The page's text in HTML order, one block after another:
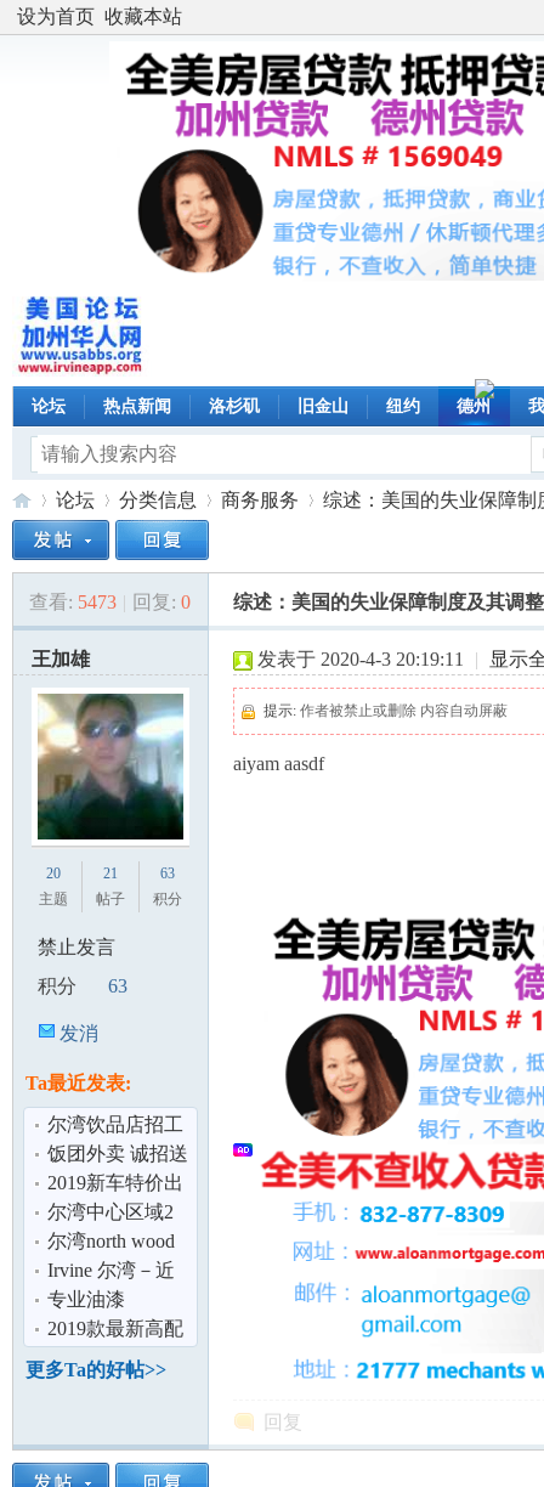
设为首页 收藏本站
论坛 热点新闻 洛杉矶 旧金山 纽约 德州
美
论
»
论坛
›
分类信息 商务服务
›
综述：美国的失业保障制
查看: 5473 | 回复: 0 综述：美国的失业保障制度及其调整
王加雄
20
主题
21
帖子
63
积分
禁止发言
积分
63
发消
Ta最近发表:
尔湾饮品店招工
（只招女生）全
职2位
饭团外卖 诚招送
餐员 每日收入
300 起！疫情
2019新车特价出
租 最低$699起 送
车到府 机
尔湾中心区域2
房公寓分租,拎包
入住
尔湾north wood
好学区招收高中
寄宿女学生
Irvine 尔湾－近
UCI&amp;IVC房
间出租
专业油漆
62662853386
2019款最新高配
7座丰田塞纳接送
更多Ta的好帖>>
发表于 2020-4-3 20:19:11 | 显示
提示: 作者被禁止或删除 内容自动屏蔽
aiyam aasdf
回复